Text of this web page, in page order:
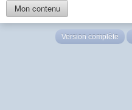
Mon contenu
Version complète